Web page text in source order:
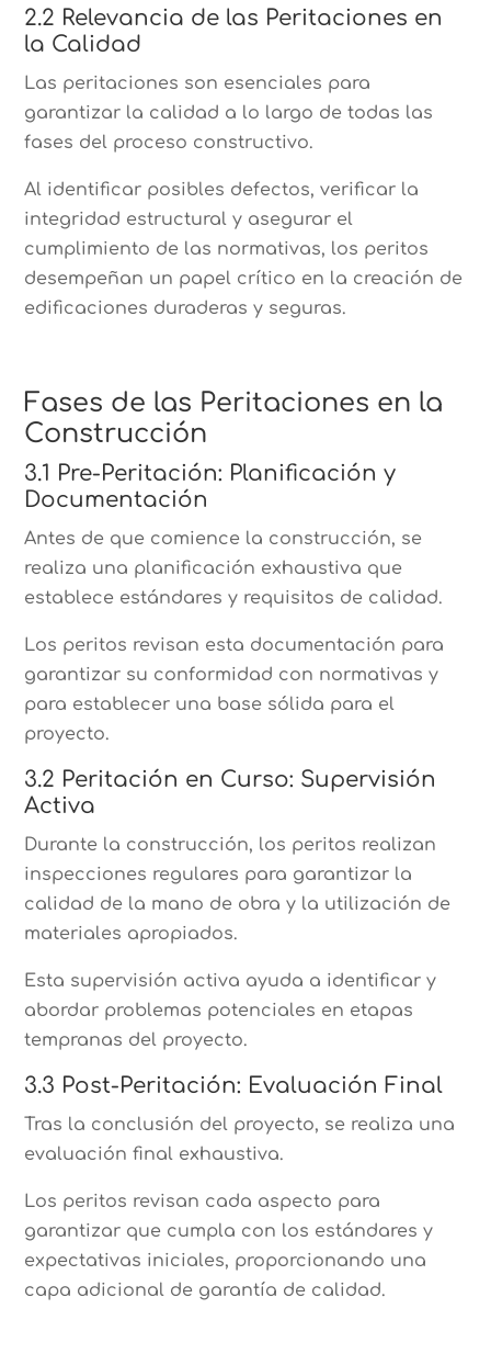
2.2 Relevancia de las Peritaciones en
la Calidad
Las peritaciones son esenciales para
garantizar la calidad a lo largo de todas las
fases del proceso constructivo.
Al identificar posibles defectos, verificar la
integridad estructural y asegurar el
cumplimiento de las normativas, los peritos
desempeñan un papel crítico en la creación de
edificaciones duraderas y seguras.
Fases de las Peritaciones en la
Construcción
3.1 Pre-Peritación: Planificación y
Documentación
Antes de que comience la construcción, se
realiza una planificación exhaustiva que
establece estándares y requisitos de calidad.
Los peritos revisan esta documentación para
garantizar su conformidad con normativas y
para establecer una base sólida para el
proyecto.
3.2 Peritación en Curso: Supervisión
Activa
Durante la construcción, los peritos realizan
inspecciones regulares para garantizar la
calidad de la mano de obra y la utilización de
materiales apropiados.
Esta supervisión activa ayuda a identificar y
abordar problemas potenciales en etapas
tempranas del proyecto.
3.3 Post-Peritación: Evaluación Final
Tras la conclusión del proyecto, se realiza una
evaluación final exhaustiva.
Los peritos revisan cada aspecto para
garantizar que cumpla con los estándares y
expectativas iniciales, proporcionando una
capa adicional de garantía de calidad.